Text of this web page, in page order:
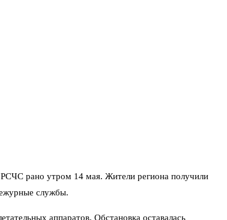
рано утром 14 мая. Жители региона получили
службы.
аппаратов. Обстановка оставалась